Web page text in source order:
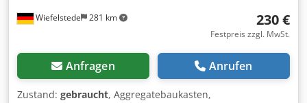
Wiefelstede 281 km 230 €
Festpreis zzgl. MwSt.
Anfragen Anrufen
Zustand: gebraucht, Aggregatebaukasten,